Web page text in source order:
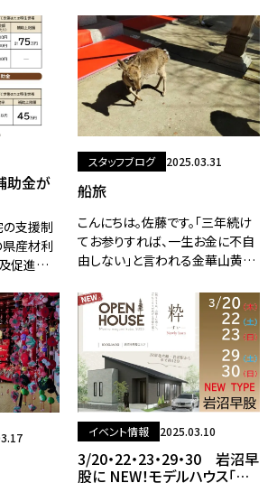
助金が
支援制
県産材利
促進事
、優良み
補助金が
木
スタッフブログ 2025.03.31
船旅
こんにちは。佐藤です。「三年続け
てお参りすれば、一生お金に不自
由しない」と言われる金華山黄金
がその三年目です。明日からまた
食料品や日用品が値上げになる
みたいですね。。。
イベント情報 2025.03.10
3/20・22・23・29・30 岩沼早
股に NEW！モデルハウス「粋：